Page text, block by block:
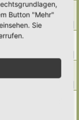
20:14
…
für Beete oder
Button "Mehr"
Sie